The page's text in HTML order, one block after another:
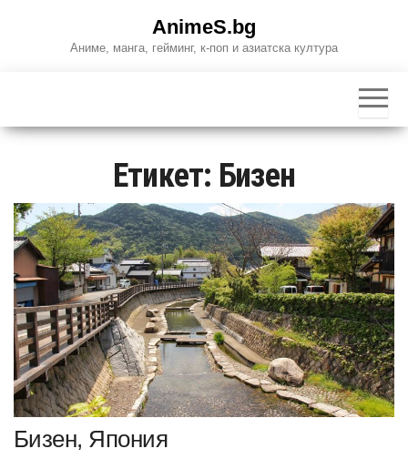
AnimeS.bg
Аниме, манга, гейминг, к-поп и азиатска култура
Етикет: Бизен
Бизен, Япония